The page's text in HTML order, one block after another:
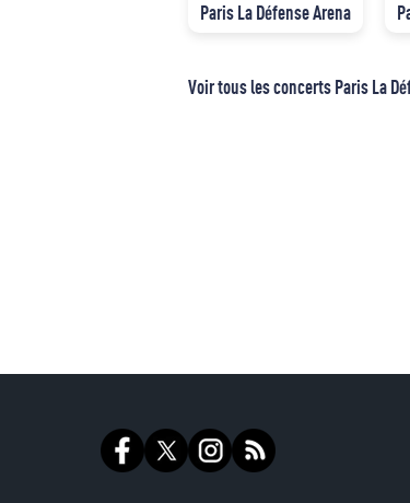
Paris La Défense Arena
Voir tous les concerts Paris La